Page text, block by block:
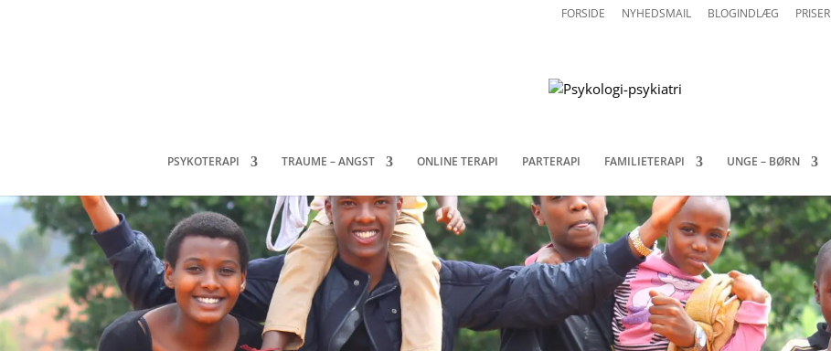
FORSIDE NYHEDSMAIL BLOGINDLÆG PRISER
PSYKOTERAPI TRAUME – ANGST ONLINE TERAPI PARTERAPI FAMILIETERAPI UNGE – BØRN